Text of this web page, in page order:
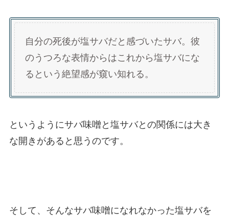
自分の死後が塩サバだと感づいたサバ。彼
のうつろな表情からはこれから塩サバにな
るという絶望感が窺い知れる。
というようにサバ味噌と塩サバとの関係には大き
な開きがあると思うのです。
そして、そんなサバ味噌になれなかった塩サバを